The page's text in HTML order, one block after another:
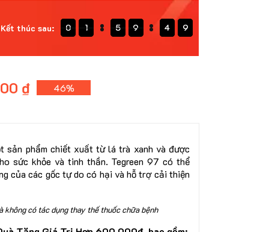
₫ 46%
sản phẩm chiết xuất từ lá trà xanh và được
sức khỏe và tinh thần. Tegreen 97 có thể
của các gốc tự do có hại và hỗ trợ cải thiện
không có tác dụng thay thế thuốc chữa bệnh
0
0
0
0 1111 5
5
5
5 9
9
9
9 4
4
4
4 7
6
7
6
Kết thúc sau: